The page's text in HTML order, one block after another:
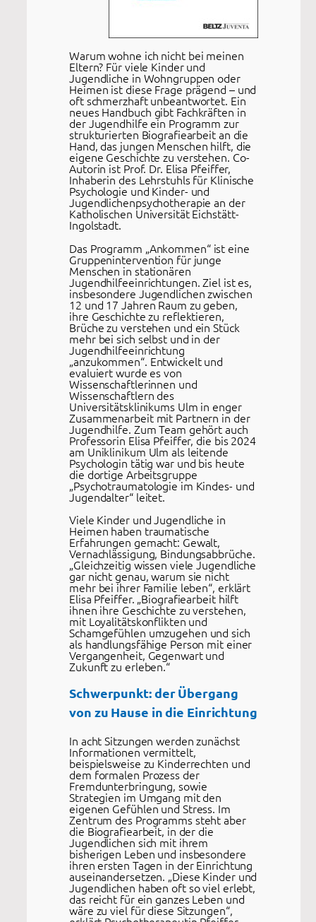
Warum wohne ich nicht bei meinen
Eltern? Für viele Kinder und
Jugendliche in Wohngruppen oder
Heimen ist diese Frage prägend – und
oft schmerzhaft unbeantwortet. Ein
neues Handbuch gibt Fachkräften in
der Jugendhilfe ein Programm zur
strukturierten Biografiearbeit an die
Hand, das jungen Menschen hilft, die
eigene Geschichte zu verstehen. Co-
Autorin ist Prof. Dr. Elisa Pfeiffer,
Inhaberin des Lehrstuhls für Klinische
Psychologie und Kinder- und
Jugendlichenpsychotherapie an der
Katholischen Universität Eichstätt-
Ingolstadt.
Das Programm „Ankommen“ ist eine
Gruppenintervention für junge
Menschen in stationären
Jugendhilfeeinrichtungen. Ziel ist es,
insbesondere Jugendlichen zwischen
12 und 17 Jahren Raum zu geben,
ihre Geschichte zu reflektieren,
Brüche zu verstehen und ein Stück
mehr bei sich selbst und in der
Jugendhilfeeinrichtung
„anzukommen“. Entwickelt und
evaluiert wurde es von
Wissenschaftlerinnen und
Wissenschaftlern des
Universitätsklinikums Ulm in enger
Zusammenarbeit mit Partnern in der
Jugendhilfe. Zum Team gehört auch
Professorin Elisa Pfeiffer, die bis 2024
am Uniklinikum Ulm als leitende
Psychologin tätig war und bis heute
die dortige Arbeitsgruppe
„Psychotraumatologie im Kindes- und
Jugendalter“ leitet.
Viele Kinder und Jugendliche in
Heimen haben traumatische
Erfahrungen gemacht: Gewalt,
Vernachlässigung, Bindungsabbrüche.
„Gleichzeitig wissen viele Jugendliche
gar nicht genau, warum sie nicht
mehr bei ihrer Familie leben“, erklärt
Elisa Pfeiffer. „Biografiearbeit hilft
ihnen ihre Geschichte zu verstehen,
mit Loyalitätskonflikten und
Schamgefühlen umzugehen und sich
als handlungsfähige Person mit einer
Vergangenheit, Gegenwart und
Zukunft zu erleben.“
Schwerpunkt: der Übergang
von zu Hause in die Einrichtung
In acht Sitzungen werden zunächst
Informationen vermittelt,
beispielsweise zu Kinderrechten und
dem formalen Prozess der
Fremdunterbringung, sowie
Strategien im Umgang mit den
eigenen Gefühlen und Stress. Im
Zentrum des Programms steht aber
die Biografiearbeit, in der die
Jugendlichen sich mit ihrem
bisherigen Leben und insbesondere
ihren ersten Tagen in der Einrichtung
auseinandersetzen. „Diese Kinder und
Jugendlichen haben oft so viel erlebt,
das reicht für ein ganzes Leben und
wäre zu viel für diese Sitzungen“,